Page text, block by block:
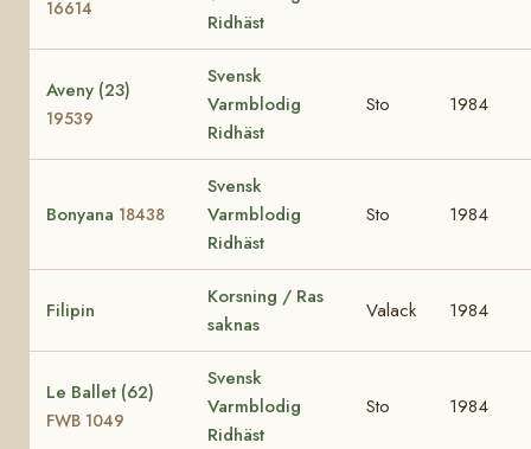
16614
Ridhäst
Aveny (23)
19539
Svensk
Varmblodig
Ridhäst
Sto 1984
Bonyana 18438
Svensk
Varmblodig
Ridhäst
Sto 1984
Filipin
Korsning / Ras
saknas
Valack 1984
Le Ballet (62)
FWB 1049
Svensk
Varmblodig
Ridhäst
Sto 1984